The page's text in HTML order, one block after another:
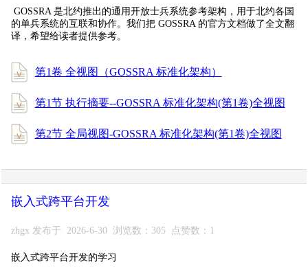
GOSSRA 是北约推出的通用开放士兵系统参考架构，用于北约各国
的单兵系统的互联和协作。我们把 GOSSRA 的官方文档做了全文翻
译，希望给读者提供参考。
第1卷 全视图（GOSSRA 标准化架构）
第1节 执行摘要--GOSSRA 标准化架构(第1卷)全视图
第2节 全局视图-GOSSRA 标准化架构(第1卷)全视图
嵌入式跨平台开发
zhgx 发布于 2026-6-30 浏览数：305 点赞数：1
嵌入式跨平台开发的学习